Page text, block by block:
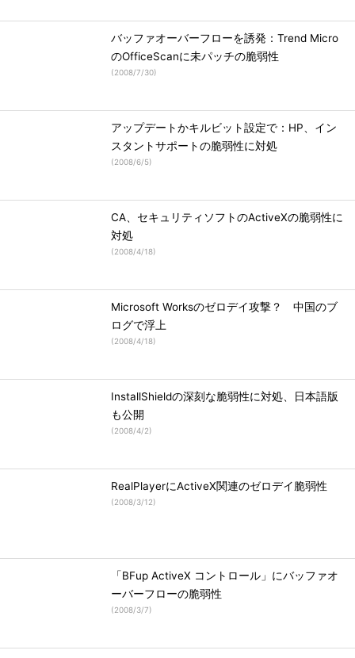
バッファオーバーフローを誘発：Trend Micro
のOfficeScanに未パッチの脆弱性
(2008/7/30)
アップデートかキルビット設定で：HP、イン
スタントサポートの脆弱性に対処
(2008/6/5)
CA、セキュリティソフトのActiveXの脆弱性に
対処
(2008/4/18)
Microsoft Worksのゼロデイ攻撃？ 中国のブ
ログで浮上
(2008/4/18)
InstallShieldの深刻な脆弱性に対処、日本語版
も公開
(2008/4/2)
RealPlayerにActiveX関連のゼロデイ脆弱性
(2008/3/12)
「BFup ActiveX コントロール」にバッファオ
ーバーフローの脆弱性
(2008/3/7)